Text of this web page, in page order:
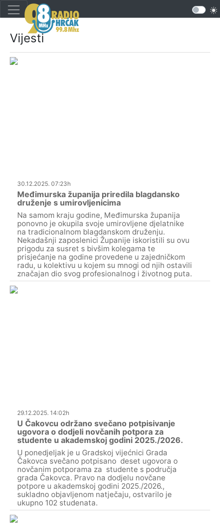
Vijesti
30.12.2025. 07:23h
Međimurska županija priredila blagdansko
druženje s umirovljenicima
Na samom kraju godine, Međimurska županija
ponovno je okupila svoje umirovljene djelatnike
na tradicionalnom blagdanskom druženju.
Nekadašnji zaposlenici Županije iskoristili su ovu
prigodu za susret s bivšim kolegama te
prisjećanje na godine provedene u zajedničkom
radu, u kolektivu u kojem su mnogi od njih ostavili
značajan dio svog profesionalnog i životnog puta.
29.12.2025. 14:02h
U Čakovcu održano svečano potpisivanje
ugovora o dodjeli novčanih potpora za
studente u akademskoj godini 2025./2026.
U ponedjeljak je u Gradskoj vijećnici Grada
Čakovca svečano potpisano deset ugovora o
novčanim potporama za studente s područja
grada Čakovca. Pravo na dodjelu novčane
potpore u akademskoj godini 2025./2026.,
sukladno objavljenom natječaju, ostvarilo je
ukupno 102 studenata.